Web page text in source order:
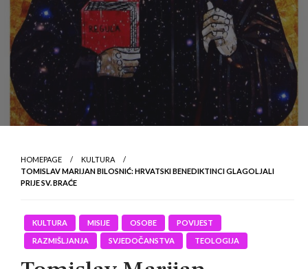
HOMEPAGE
KULTURA
TOMISLAV MARIJAN BILOSNIĆ: HRVATSKI BENEDIKTINCI GLAGOLJALI
PRIJE SV. BRAĆE
KULTURA MISIJE OSOBE
POVIJEST
RAZMIŠLJANJA
SVJEDOČANSTVA TEOLOGIJA